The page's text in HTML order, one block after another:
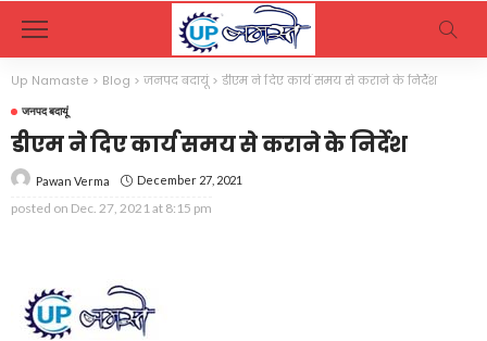
Up Namaste > Blog > जनपद बदायूं> डीएम ने दिए कार्य समय से कराने के निर्देश
जनपद बदायूं
डीएम ने दिए कार्य समय से कराने के निर्देश
Pawan Verma December 27, 2021
posted on Dec. 27, 2021 at 8:15 pm